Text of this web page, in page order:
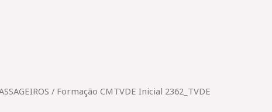
/ Formação CMTVDE Inicial 2362_TVDE
O